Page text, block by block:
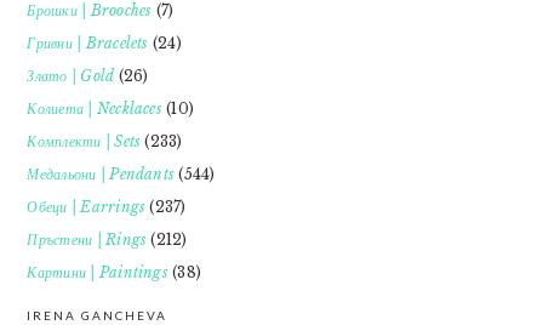
Брошки | Brooches (7)
Гривни | Bracelets (24)
Злато | Gold (26)
Колиета | Necklaces(10)
Комплекти | Sets (233)
Медальони | Pendants (544)
Обеци | Earrings (237)
Пръстени | Rings (212)
Картини | Paintings(38)
IRENA GANCHEVA